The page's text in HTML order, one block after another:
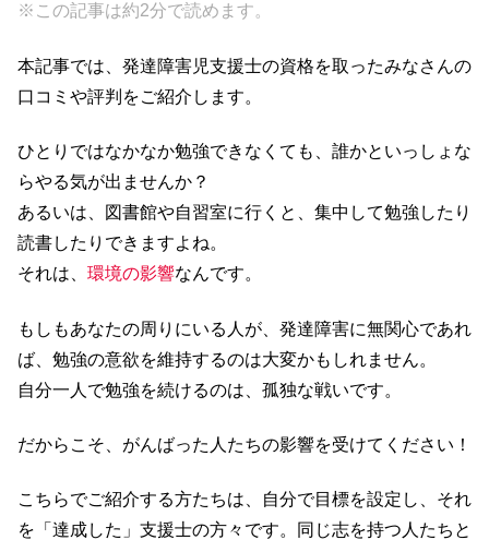
c
e
b
o
k
tt
er
e
n
a
e
※この記事は約2分で読めます。
本記事では、発達障害児支援士の資格を取ったみなさんの
口コミや評判をご紹介します。
ひとりではなかなか勉強できなくても、誰かといっしょな
らやる気が出ませんか？
あるいは、図書館や自習室に行くと、集中して勉強したり
読書したりできますよね。
それは、 環境の影響なんです。
もしもあなたの周りにいる人が、発達障害に無関心であれ
ば、勉強の意欲を維持するのは大変かもしれません。
自分一人で勉強を続けるのは、孤独な戦いです。
だからこそ、 がんばった人たちの影響を受けてください！
こちらでご紹介する方たちは、自分で目標を設定し、それ
を「達成した」支援士の方々です。同じ志を持つ人たちと